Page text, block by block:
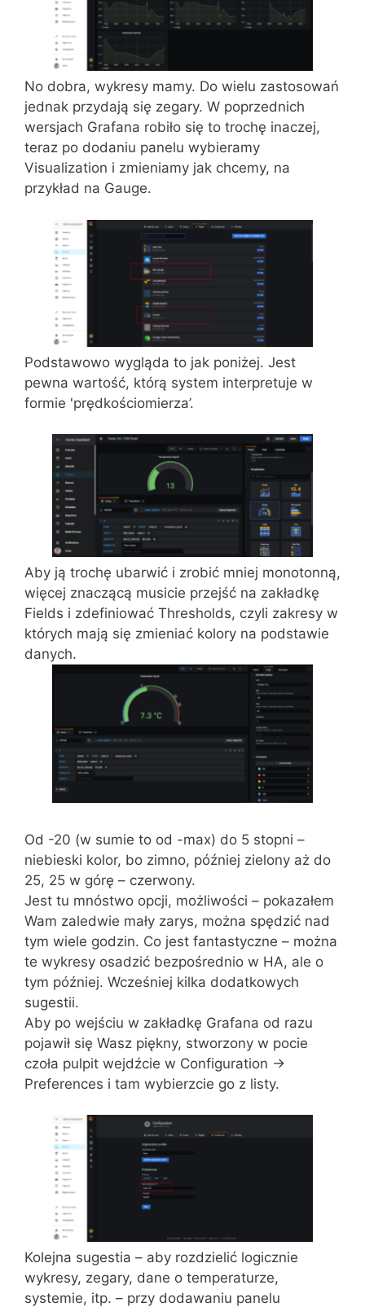
No dobra, wykresy mamy. Do wielu zastosowań
jednak przydają się zegary. W poprzednich
wersjach Grafana robiło się to trochę inaczej,
teraz po dodaniu panelu wybieramy
Visualization i zmieniamy jak chcemy, na
przykład na Gauge.
Podstawowo wygląda to jak poniżej. Jest
pewna wartość, którą system interpretuje w
formie 'prędkościomierza’.
Aby ją trochę ubarwić i zrobić mniej monotonną,
więcej znaczącą musicie przejść na zakładkę
Fields i zdefiniować Thresholds, czyli zakresy w
których mają się zmieniać kolory na podstawie
danych.
Od -20 (w sumie to od -max) do 5 stopni –
niebieski kolor, bo zimno, później zielony aż do
25, 25 w górę – czerwony.
Jest tu mnóstwo opcji, możliwości – pokazałem
Wam zaledwie mały zarys, można spędzić nad
tym wiele godzin. Co jest fantastyczne – można
te wykresy osadzić bezpośrednio w HA, ale o
tym później. Wcześniej kilka dodatkowych
sugestii.
Aby po wejściu w zakładkę Grafana od razu
pojawił się Wasz piękny, stworzony w pocie
czoła pulpit wejdźcie w Configuration ->
Preferences i tam wybierzcie go z listy.
Kolejna sugestia – aby rozdzielić logicznie
wykresy, zegary, dane o temperaturze,
systemie, itp. – przy dodawaniu panelu